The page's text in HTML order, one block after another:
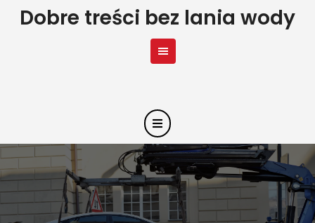
SkipDobre treści bez lania wody